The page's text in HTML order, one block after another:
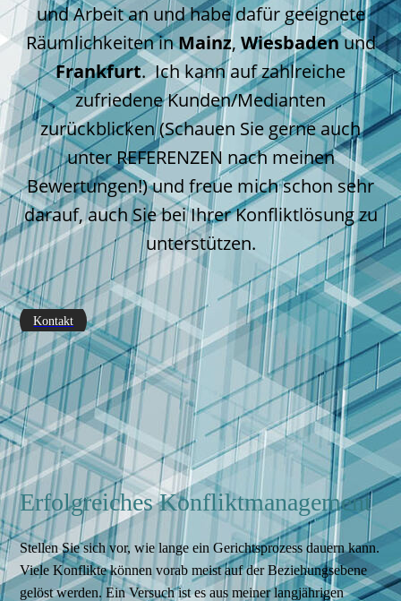
und Arbeit an und habe dafür geeignete
Räumlichkeiten inMainz, Wiesbadenund
Frankfurt. Ich kann auf zahlreiche
zufriedene Kunden/Medianten
zurückblicken (Schauen Sie gerne auch
unter REFERENZEN nach meinen
Bewertungen!) und freue mich schon sehr
darauf, auch Sie bei Ihrer Konfliktlösung zu
unterstützen.
Kontakt
Erfolgreiches Konfliktmanagement
Stellen Sie sich vor, wie lange ein Gerichtsprozess dauern kann.
Viele Konflikte können vorab meist auf der Beziehungsebene
gelöst werden. Ein Versuch ist es aus meiner langjährigen